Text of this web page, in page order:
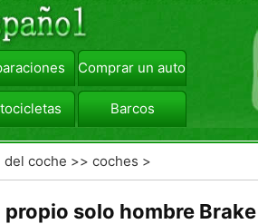
Comprar un automóvil
Barcos
del coche >>coches >
solo hombre Brake